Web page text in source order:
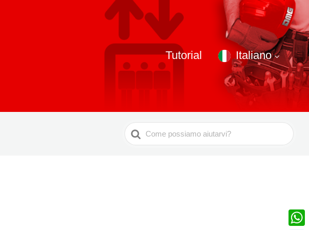
Tutorial Italiano
Ricerca
per